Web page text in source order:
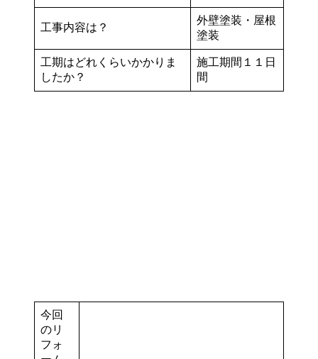
工事内容は？
外壁塗装・屋根
塗装
工期はどれくらいかかりま
したか？
施工期間１１日
間
今回
のリ
フォ